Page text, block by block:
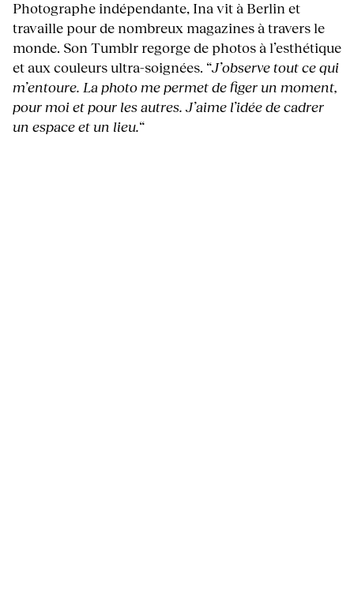
Photographe indépendante, Ina vit à Berlin et
travaille pour de nombreux magazines à travers le
monde. Son Tumblr regorge de photos à l’esthétique
et aux couleurs ultra-soignées. “J’observe tout ce qui
m’entoure. La photo me permet de figer un moment,
pour moi et pour les autres. J’aime l’idée de cadrer
un espace et un lieu.“